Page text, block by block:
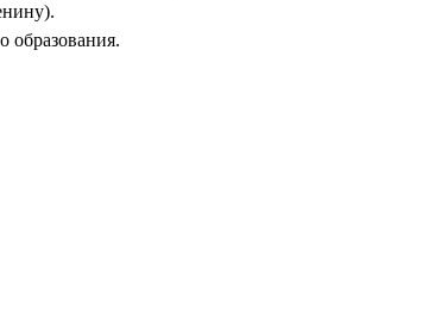
образования.